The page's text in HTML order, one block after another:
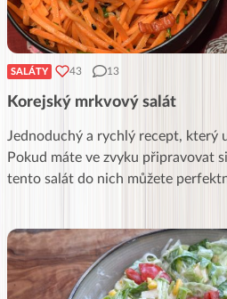
SALÁTY 43 13
Korejský mrkvový salát
Jednoduchý a rychlý recept, který
Pokud máte ve zvyku připravovat
tento salát do nich můžete